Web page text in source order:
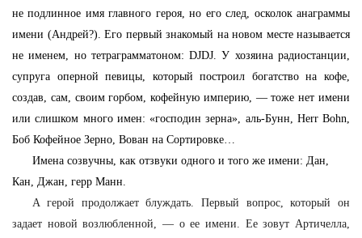
не подлинное имя главного героя, но его след, осколок анаграммы
имени (Андрей?). Его первый знакомый на новом месте называется
не именем, но тетраграмматоном: DJDJ. У хозяина радиостанции,
супруга оперной певицы, который построил богатство на кофе,
создав, сам, своим горбом, кофейную империю, — тоже нет имени
или слишком много имен: «господин зерна», аль-Бунн, Herr Bohn,
Боб Кофейное Зерно, Вован на Сортировке…
Имена созвучны, как отзвуки одного и того же имени: Дан,
Кан, Джан, герр Манн.
А герой продолжает блуждать. Первый вопрос, который он
задает новой возлюбленной, — о ее имени. Ее зовут Артичелла,